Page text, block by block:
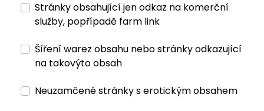
Stránky obsahující jen odkaz na komerční
služby, popřípadě farm link
Šíření warez obsahu nebo stránky odkazující
na takovýto obsah
Neuzamčené stránky s erotickým obsahem